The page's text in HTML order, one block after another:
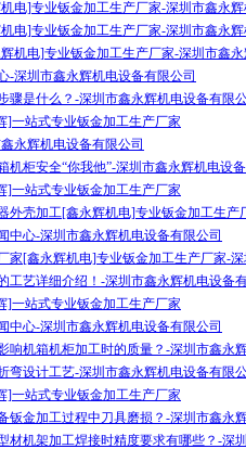
电]专业钣金加工生产厂家-深圳市鑫永
电]专业钣金加工生产厂家-深圳市鑫永
机电]专业钣金加工生产厂家-深圳市鑫
-深圳市鑫永辉机电设备有限公司
骤是什么？-深圳市鑫永辉机电设备有限
]一站式专业钣金加工生产厂家
永辉机电设备有限公司
机柜安全“你我他”-深圳市鑫永辉机电设
]一站式专业钣金加工生产厂家
外壳加工[鑫永辉机电]专业钣金加工生
中心-深圳市鑫永辉机电设备有限公司
家[鑫永辉机电]专业钣金加工生产厂家-
工艺详细介绍！-深圳市鑫永辉机电设备
]一站式专业钣金加工生产厂家
中心-深圳市鑫永辉机电设备有限公司
响机箱机柜加工时的质量？-深圳市鑫永
弯设计工艺-深圳市鑫永辉机电设备有限
]一站式专业钣金加工生产厂家
钣金加工过程中刀具磨损？-深圳市鑫永
材机架加工焊接时精度要求有哪些？-深